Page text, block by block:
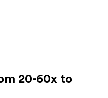
20-60x to